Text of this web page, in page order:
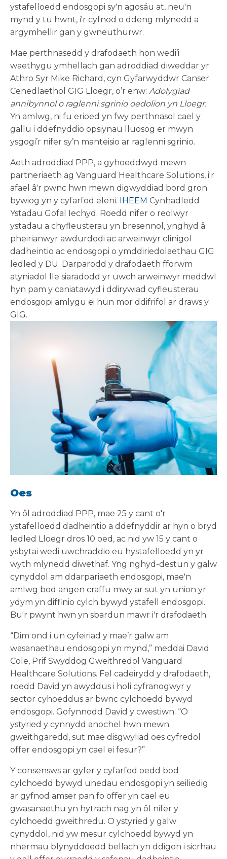
ystafelloedd endosgopi sy'n agosáu at, neu'n
mynd y tu hwnt, i'r cyfnod o ddeng mlynedd a
argymhellir gan y gwneuthurwr.
Mae perthnasedd y drafodaeth hon wedi’i
waethygu ymhellach gan adroddiad diweddar yr
Athro Syr Mike Richard, cyn Gyfarwyddwr Canser
Cenedlaethol GIG Lloegr, o’r enw: Adolygiad
annibynnol o raglenni sgrinio oedolion yn Lloegr.
Yn amlwg, ni fu erioed yn fwy perthnasol cael y
gallu i ddefnyddio opsiynau lluosog er mwyn
ysgogi’r nifer sy’n manteisio ar raglenni sgrinio.
Aeth adroddiad PPP, a gyhoeddwyd mewn
partneriaeth ag Vanguard Healthcare Solutions, i'r
afael â'r pwnc hwn mewn digwyddiad bord gron
bywiog yn y cyfarfod eleni. IHEEM Cynhadledd
Ystadau Gofal Iechyd. Roedd nifer o reolwyr
ystadau a chyfleusterau yn bresennol, ynghyd â
pheirianwyr awdurdodi ac arweinwyr clinigol
dadheintio ac endosgopi o ymddiriedolaethau GIG
ledled y DU. Darparodd y drafodaeth fforwm
atyniadol lle siaradodd yr uwch arweinwyr meddwl
hyn pam y caniatawyd i ddirywiad cyfleusterau
endosgopi amlygu ei hun mor ddifrifol ar draws y
GIG.
Oes
Yn ôl adroddiad PPP, mae 25 y cant o'r
ystafelloedd dadheintio a ddefnyddir ar hyn o bryd
ledled Lloegr dros 10 oed, ac nid yw 15 y cant o
ysbytai wedi uwchraddio eu hystafelloedd yn yr
wyth mlynedd diwethaf. Yng nghyd-destun y galw
cynyddol am ddarpariaeth endosgopi, mae'n
amlwg bod angen craffu mwy ar sut yn union yr
ydym yn diffinio cylch bywyd ystafell endosgopi.
Bu'r pwynt hwn yn sbardun mawr i'r drafodaeth.
“Dim ond i un cyfeiriad y mae’r galw am
wasanaethau endosgopi yn mynd,” meddai David
Cole, Prif Swyddog Gweithredol Vanguard
Healthcare Solutions. Fel cadeirydd y drafodaeth,
roedd David yn awyddus i holi cyfranogwyr y
sector cyhoeddus ar bwnc cylchoedd bywyd
endosgopi. Gofynnodd David y cwestiwn: “O
ystyried y cynnydd anochel hwn mewn
gweithgaredd, sut mae disgwyliad oes cyfredol
offer endosgopi yn cael ei fesur?”
Y consensws ar gyfer y cyfarfod oedd bod
cylchoedd bywyd unedau endosgopi yn seiliedig
ar gyfnod amser pan fo offer yn cael eu
gwasanaethu yn hytrach nag yn ôl nifer y
cylchoedd gweithredu. O ystyried y galw
cynyddol, nid yw mesur cylchoedd bywyd yn
nhermau blynyddoedd bellach yn ddigon i sicrhau